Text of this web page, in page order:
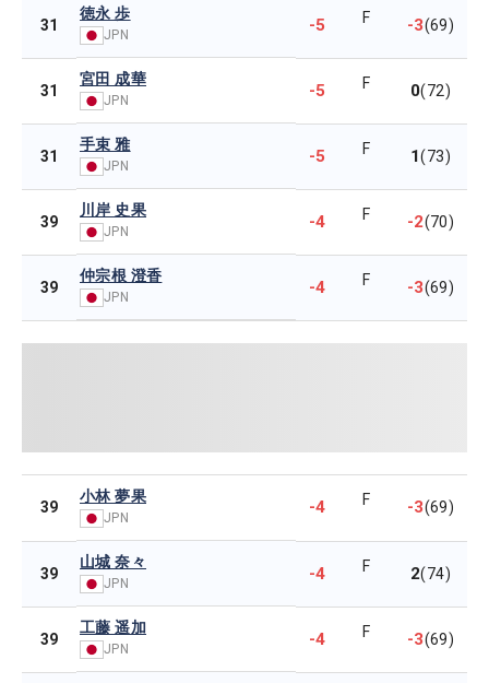
31
徳永 歩
JPN -5 F -3(69)
31
宮田 成華
JPN -5 F 0(72)
31
手束 雅
JPN -5 F 1(73)
39
川岸 史果
JPN -4 F -2(70)
39
仲宗根 澄香
JPN -4 F -3(69)
39
小林 夢果
JPN
-4 F -3(69)
39
山城 奈々
JPN -4 F 2(74)
39
工藤 遥加
JPN -4 F -3(69)